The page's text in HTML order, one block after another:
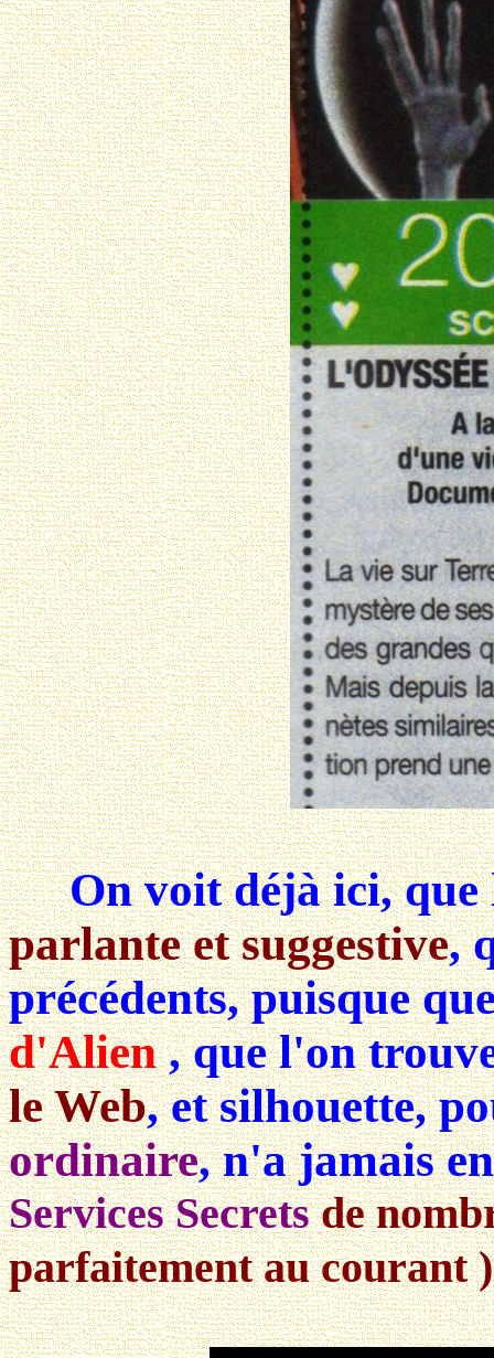
On voit déjà ici, que
parlante et suggestive,
précédents, puisque
d'Alien, que l'on
le Web, et silhouette,
ordinaire, n'a jamais
Services Secretsde
parfaitement au courant